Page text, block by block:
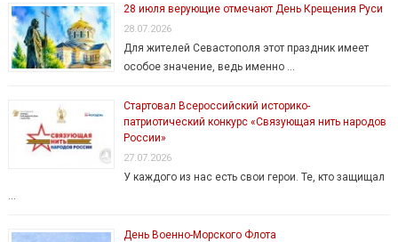
28 июля верующие отмечают День Крещения Руси
28.07.2026
Для жителей Севастополя этот праздник имеет
особое значение, ведь именно …
Стартовал Всероссийский историко-
патриотический конкурс «Связующая нить народов
России»
27.07.2026
У каждого из нас есть свои герои. Те, кто защищал
День Военно-Морского Флота